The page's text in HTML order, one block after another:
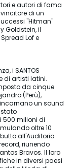
e autori di fama
di un
"Hitman"
Goldstein, il
Lof e
i SANTOS
di artisti latini.
da cinque
(Perù),
incarnano un sound
500 milioni di
oltre 10
all'Auditorio
riunendo
Bravos. Il loro
in diversi paesi